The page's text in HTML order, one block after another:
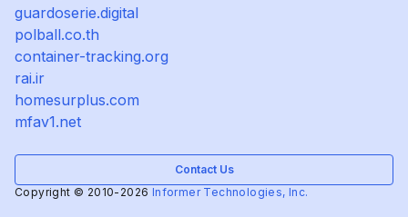
guardoserie.digital
polball.co.th
container-tracking.org
rai.ir
homesurplus.com
mfav1.net
Contact Us
Copyright © 2010-2026 Informer Technologies, Inc.